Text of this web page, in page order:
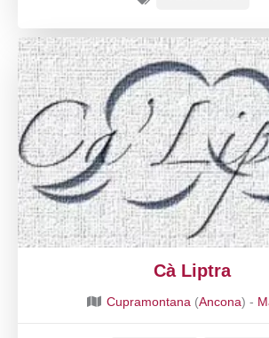
Cà Liptra
Cupramontana (Ancona) -